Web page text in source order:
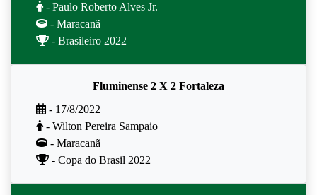
- Paulo Roberto Alves Jr.
- Maracanã
- Brasileiro 2022
Fluminense 2 X 2 Fortaleza
- 17/8/2022
- Wilton Pereira Sampaio
- Maracanã
- Copa do Brasil 2022